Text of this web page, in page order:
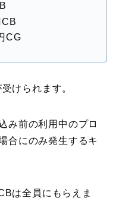
CG
けられます。
み前の利用中のプロ
合にのみ発生するキ
は全員にもらえま